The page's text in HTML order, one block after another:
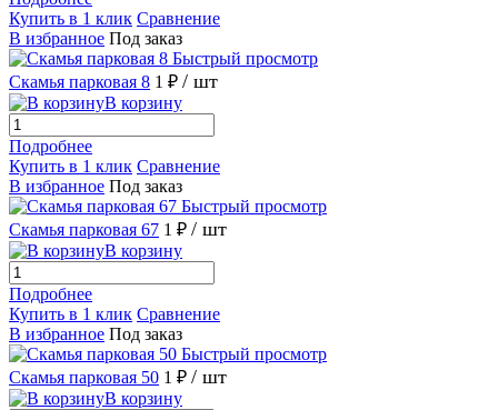
Купить в 1 клик Сравнение
В избранное Под заказ
Быстрый просмотр
Скамья парковая 8 1 ₽ / шт
В корзину
Подробнее
Купить в 1 клик Сравнение
В избранное Под заказ
Быстрый просмотр
Скамья парковая 67 1 ₽ / шт
В корзину
Подробнее
Купить в 1 клик Сравнение
В избранное Под заказ
Быстрый просмотр
Скамья парковая 50 1 ₽ / шт
В корзину